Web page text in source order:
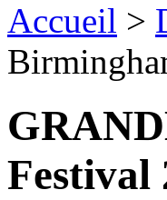
Accueil >
Festival